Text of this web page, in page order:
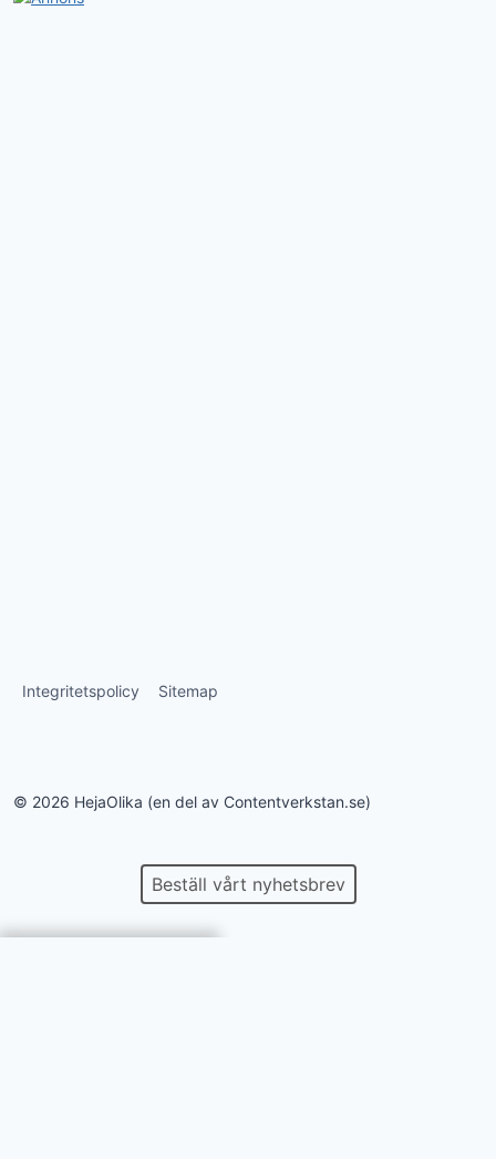
Integritetspolicy Sitemap
© 2026 HejaOlika (en del av Contentverkstan.se)
Beställ vårt nyhetsbrev